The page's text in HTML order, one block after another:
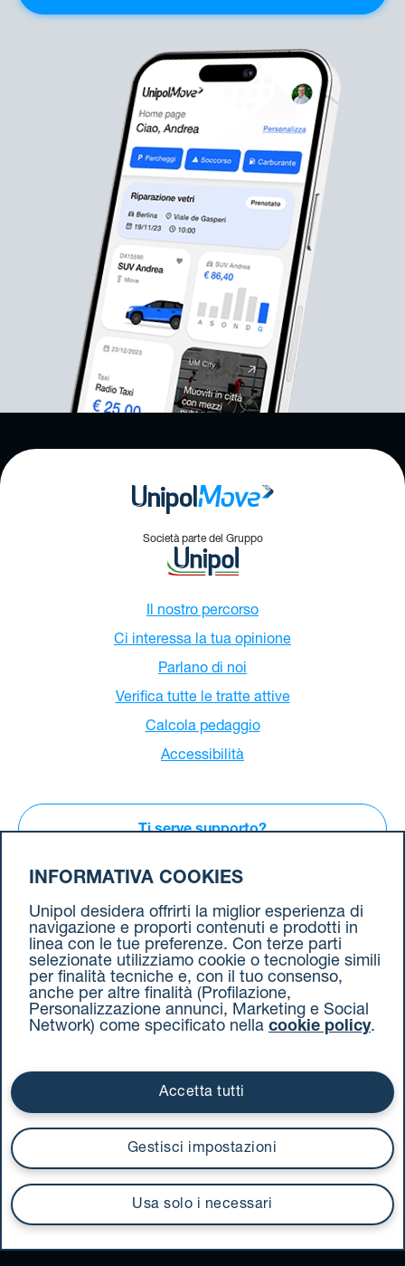
Società parte del Gruppo
Il nostro percorso
Ci interessa la tua opinione
Parlano di noi
Verifica tutte le tratte attive
Calcola pedaggio
Accessibilità
Ti serve supporto?
Scarica lanostra App
Seguicisui social
INFORMATIVA COOKIES
Unipol desidera offrirti la miglior esperienza di
navigazione e proporti contenuti e prodotti in
linea con le tue preferenze. Con terze parti
selezionate utilizziamo cookie o tecnologie simili
per finalità tecniche e, con il tuo consenso,
anche per altre finalità (Profilazione,
Personalizzazione annunci, Marketing e Social
Network) come specificato nella cookie policy.
Usa solo i necessari
Gestisci impostazioni
Accetta tutti